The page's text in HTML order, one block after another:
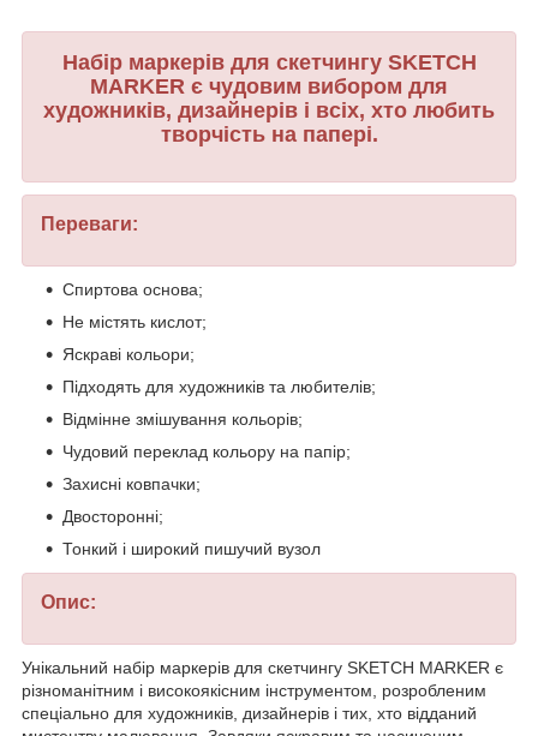
Набір маркерів для скетчингу SKETCH
MARKER є чудовим вибором для
художників, дизайнерів і всіх, хто любить
творчість на папері.
Переваги:
Спиртова основа;
Не містять кислот;
Яскраві кольори;
Підходять для художників та любителів;
Відмінне змішування кольорів;
Чудовий переклад кольору на папір;
Захисні ковпачки;
Двосторонні;
Тонкий і широкий пишучий вузол
Опис:
Унікальний набір маркерів для скетчингу SKETCH MARKER є
різноманітним і високоякісним інструментом, розробленим
спеціально для художників, дизайнерів і тих, хто відданий